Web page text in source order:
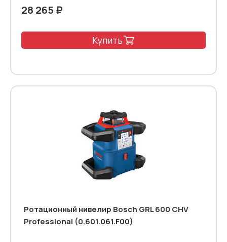
28 265 ₽
Купить
Ротационный нивелир Bosch GRL 600 CHV
Professional (0.601.061.F00)